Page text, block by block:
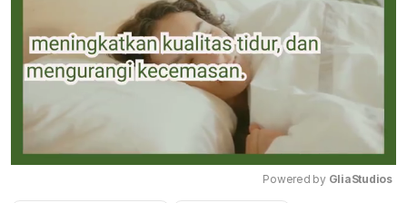
Powered by GliaStudios